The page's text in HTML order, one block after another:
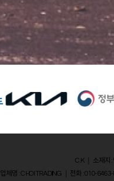
C.K ｜ 소재지
업체명 : CHOI TRADING ｜ 전화 : 010-